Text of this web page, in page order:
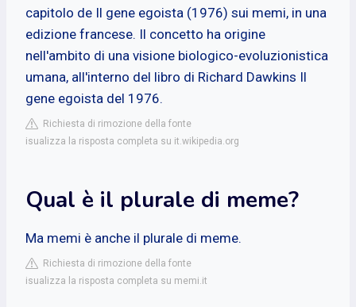
capitolo de Il gene egoista (1976) sui memi, in una
edizione francese. Il concetto ha origine
nell'ambito di una visione biologico-evoluzionistica
umana, all'interno del libro di Richard Dawkins Il
gene egoista del 1976.
Richiesta di rimozione della fonte
isualizza la risposta completa su it.wikipedia.org
Qual è il plurale di meme?
Ma memi è anche il plurale di meme.
Richiesta di rimozione della fonte
isualizza la risposta completa su memi.it